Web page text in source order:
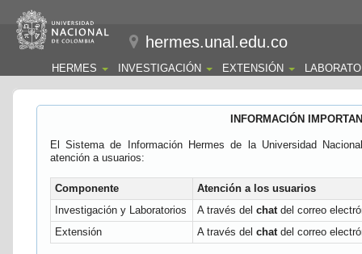
hermes.unal.edu.co
HERMES INVESTIGACIÓN EXTENSIÓN
INFORMACIÓN
El Sistema de Información Hermes de la Universidad
atención a usuarios:
Componente
Atención a los usuarios
Investigación y Laboratorios
A través del chatdel correo
Extensión
A través del chatdel correo